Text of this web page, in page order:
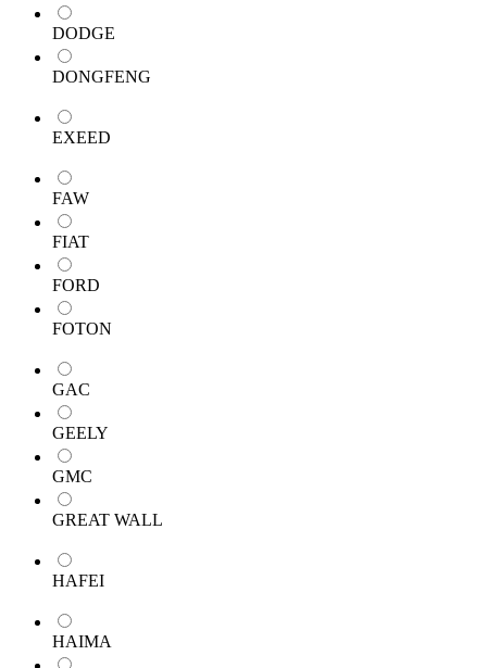
DODGE
DONGFENG
EXEED
FAW
FIAT
FORD
FOTON
GAC
GEELY
GMC
GREAT WALL
HAFEI
HAIMA